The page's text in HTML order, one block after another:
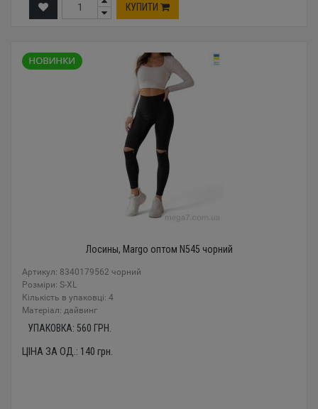
КУПИТИ
Лосины, Margo оптом N545 чорний
Артикул: 8340179562 чорний
Розміри: S-XL
Кількість в упаковці: 4
Mатеріал: дайвинг
УПАКОВКА: 560 ГРН.
ЦІНА ЗА ОД.: 140 грн.